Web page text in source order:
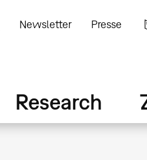
Newsletter Presse
Research